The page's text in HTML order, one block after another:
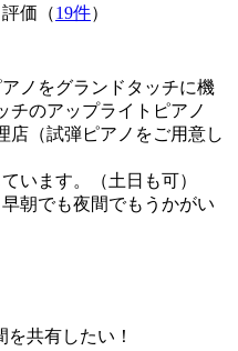
価（19件）
ノをグランドタッチに機
チのアップライトピアノ
店（試弾ピアノをご用意し
います。（土日も可）
朝でも夜間でもうかがい
を共有したい！